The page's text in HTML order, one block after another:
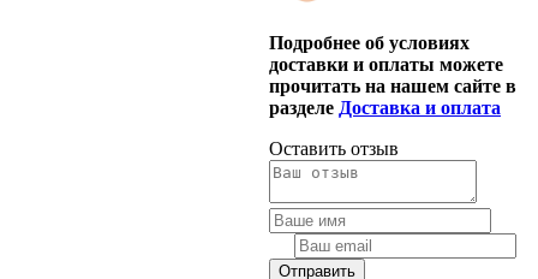
Подробнее об условиях
доставки и оплаты можете
прочитать на нашем сайте в
разделе Доставка и оплата
Оставить отзыв